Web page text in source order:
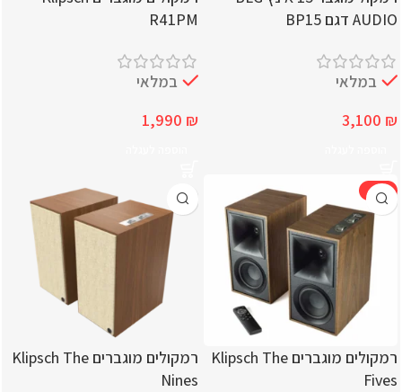
AUDIO דגם BP15
במלאי
3,100 ₪
R41PM
במלאי
1,990 ₪
-12%
רמקולים מוגברים Klipsch The
Fives
רמקולים מוגברים Klipsch The
Nines